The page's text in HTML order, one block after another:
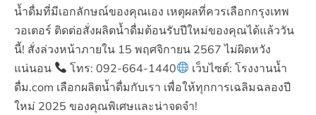
น้ำดื่มที่มีเอกลักษณ์ของคุณเอง เหตุผลที่ควรเลือกกรุงเทพ
วอเตอร์ ติดต่อสั่งผลิตน้ำดื่มต้อนรับปีใหม่ของคุณได้แล้ววัน
นี้! สั่งล่วงหน้าภายใน 15 พฤศจิกายน 2567 ไม่ผิดหวัง
แน่นอน
โทร: 092-664-1440
เว็บไซต์: โรงงานน้ำ
ดื่ม.com เลือกผลิตน้ำดื่มกับเรา เพื่อให้ทุกการเฉลิมฉลองปี
ใหม่ 2025 ของคุณพิเศษและน่าจดจำ!